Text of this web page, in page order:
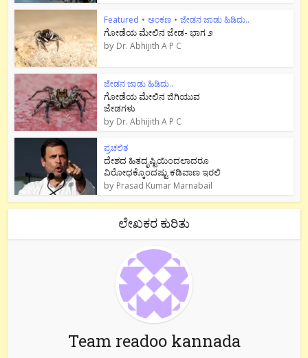
Featured • ಅಂಕಣ • ಜೇಡನ ಜಾಡು ಹಿಡಿದು..
ಗೋಡೆಯ ಮೇಲಿನ ಜೇಡ- ಭಾಗ ೨
by Dr. Abhijith A P C
ಜೇಡನ ಜಾಡು ಹಿಡಿದು..
ಗೋಡೆಯ ಮೇಲಿನ ಜಿಗಿಯುವ
ಜೇಡಗಳು
by Dr. Abhijith A P C
ಪ್ರಚಲಿತ
ದೇಶದ ಹಿತದೃಷ್ಟಿಯಿಂದಲಾದರೂ
ವಿರೋಧಕ್ಕೊಂದಷ್ಟು ಕಡಿವಾಣ ಇರಲಿ
by Prasad Kumar Marnabail
ಲೇಖಕರ ಕುರಿತು
Team readoo kannada